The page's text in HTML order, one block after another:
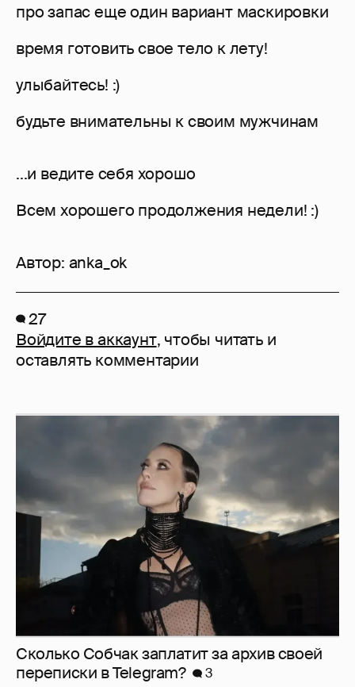
про запас еще один вариант маскировки
время готовить свое тело к лету!
улыбайтесь! :)
будьте внимательны к своим мужчинам
...и ведите себя хорошо
Всем хорошего продолжения недели! :)
Автор: anka_ok
27
Войдите в аккаунт, чтобы читать и
оставлять комментарии
Сколько Собчак заплатит за архив своей
перeписки в Telegram?
3